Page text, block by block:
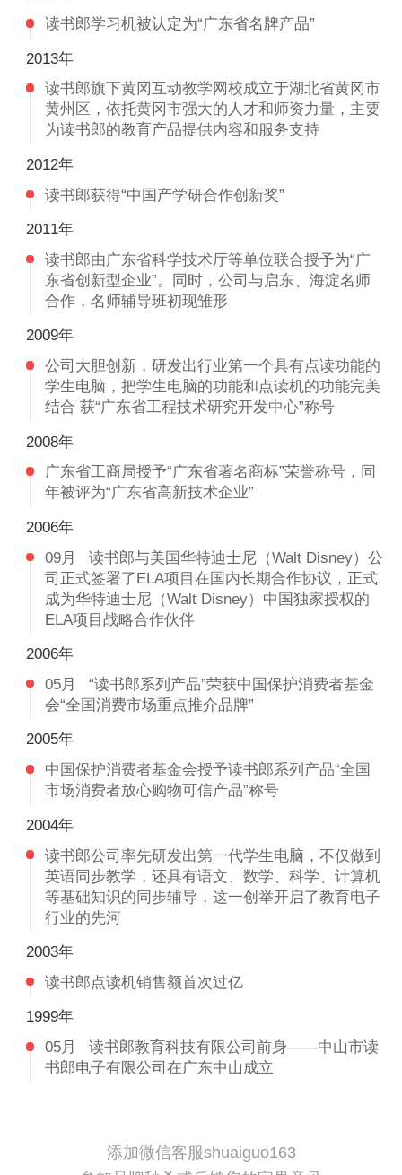
读书郎学习机被认定为“广东省名牌产品”
2013年
读书郎旗下黄冈互动教学网校成立于湖北省黄冈市
黄州区，依托黄冈市强大的人才和师资力量，主要
为读书郎的教育产品提供内容和服务支持
2012年
读书郎获得“中国产学研合作创新奖”
2011年
读书郎由广东省科学技术厅等单位联合授予为“广
东省创新型企业”。同时，公司与启东、海淀名师
合作，名师辅导班初现雏形
2009年
公司大胆创新，研发出行业第一个具有点读功能的
学生电脑，把学生电脑的功能和点读机的功能完美
结合 获“广东省工程技术研究开发中心”称号
2008年
广东省工商局授予“广东省著名商标”荣誉称号，同
年被评为“广东省高新技术企业”
2006年
09月
读书郎与美国华特迪士尼（Walt Disney）公
司正式签署了ELA项目在国内长期合作协议，正式
成为华特迪士尼（Walt Disney）中国独家授权的
ELA项目战略合作伙伴
2006年
05月
“读书郎系列产品”荣获中国保护消费者基金
会“全国消费市场重点推介品牌”
2005年
中国保护消费者基金会授予读书郎系列产品“全国
市场消费者放心购物可信产品”称号
2004年
读书郎公司率先研发出第一代学生电脑，不仅做到
英语同步教学，还具有语文、数学、科学、计算机
等基础知识的同步辅导，这一创举开启了教育电子
行业的先河
2003年
读书郎点读机销售额首次过亿
1999年
05月
读书郎教育科技有限公司前身——中山市读
书郎电子有限公司在广东中山成立
添加微信客服shuaiguo163